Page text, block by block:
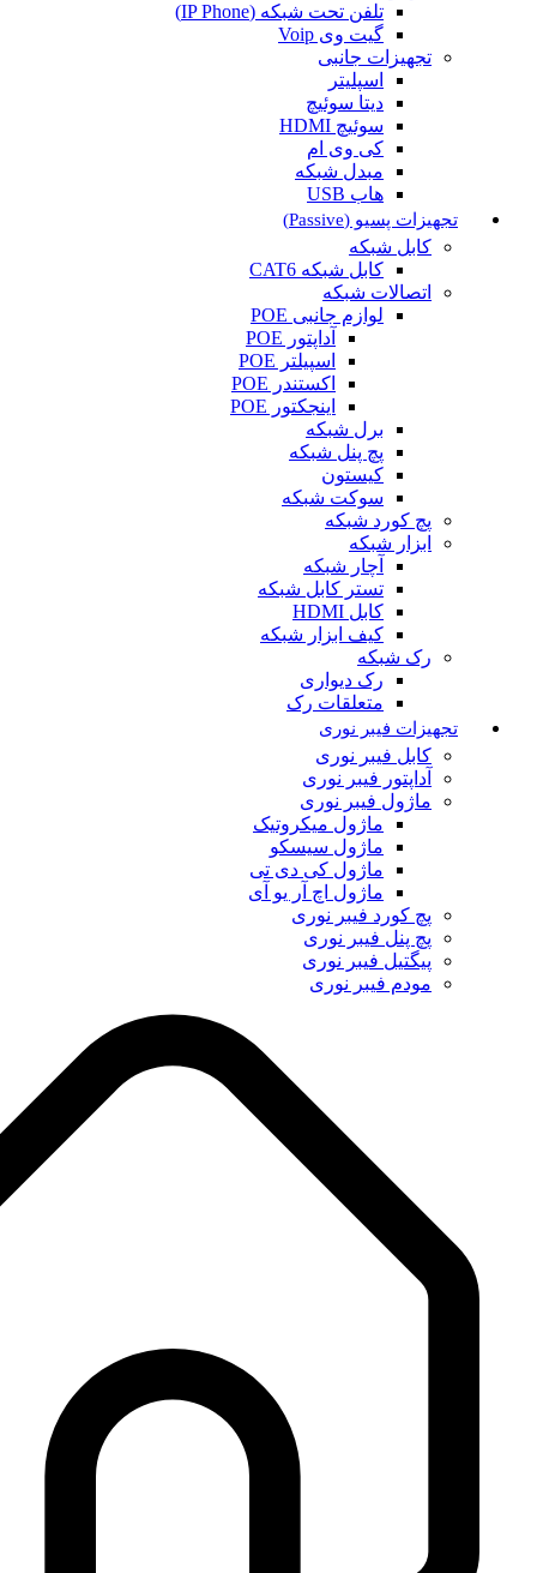
تلفن تحت شبکه (IP Phone)
گیت وی Voip
تجهیزات جانبی
اسپلیتر
دیتا سوئیچ
سوئیچ HDMI
کی وی ام
مبدل شبکه
هاب USB
تجهیزات پسیو (Passive)
کابل شبکه
کابل شبکه CAT6
اتصالات شبکه
لوازم جانبی POE
آداپتور POE
اسپیلتر POE
اکستندر POE
اینجکتور POE
برل شبکه
پچ پنل شبکه
کیستون
سوکت شبکه
پچ کورد شبکه
ابزار شبکه
آچار شبکه
تستر کابل شبکه
کابل HDMI
کیف ابزار شبکه
رک شبکه
رک دیواری
متعلقات رک
تجهیزات فیبر نوری
کابل فیبر نوری
آداپتور فیبر نوری
ماژول فیبر نوری
ماژول میکروتیک
ماژول سیسکو
ماژول کی دی تی
ماژول اچ آر یو آی
پچ کورد فیبر نوری
پچ پنل فیبر نوری
پیگتیل فیبر نوری
مودم فیبر نوری